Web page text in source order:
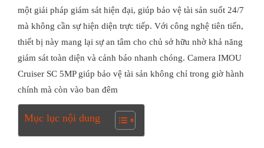
một giải pháp giám sát hiện đại, giúp bảo vệ tài sản suốt 24/7
mà không cần sự hiện diện trực tiếp. Với công nghệ tiên tiến,
thiết bị này mang lại sự an tâm cho chủ sở hữu nhờ khả năng
giám sát toàn diện và cảnh báo nhanh chóng. Camera IMOU
Cruiser SC 5MP giúp bảo vệ tài sản không chỉ trong giờ hành
chính mà còn vào ban đêm
Mục lục nội dung